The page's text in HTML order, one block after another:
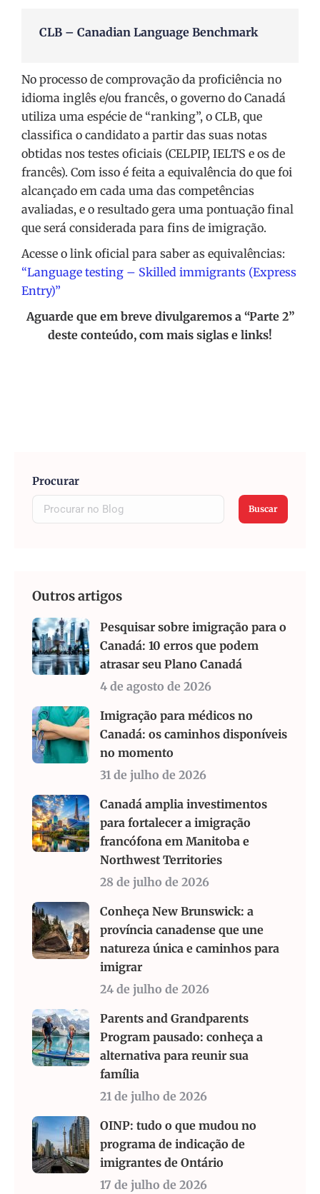
CLB – Canadian Language Benchmark
No processo de comprovação da proficiência no
idioma inglês e/ou francês, o governo do Canadá
utiliza uma espécie de “ranking”, o CLB, que
classifica o candidato a partir das suas notas
obtidas nos testes oficiais (CELPIP, IELTS e os de
francês). Com isso é feita a equivalência do que foi
alcançado em cada uma das competências
avaliadas, e o resultado gera uma pontuação final
que será considerada para fins de imigração.
Acesse o link oficial para saber as equivalências:
“Language testing – Skilled immigrants (Express
Entry)”
Aguarde que em breve divulgaremos a “Parte 2”
deste conteúdo, com mais siglas e links!
Procurar
Buscar
Outros artigos
Pesquisar sobre imigração para o
Canadá: 10 erros que podem
atrasar seu Plano Canadá
4 de agosto de 2026
Imigração para médicos no
Canadá: os caminhos disponíveis
no momento
31 de julho de 2026
Canadá amplia investimentos
para fortalecer a imigração
francófona em Manitoba e
Northwest Territories
28 de julho de 2026
Conheça New Brunswick: a
província canadense que une
natureza única e caminhos para
imigrar
24 de julho de 2026
Parents and Grandparents
Program pausado: conheça a
alternativa para reunir sua
família
21 de julho de 2026
OINP: tudo o que mudou no
programa de indicação de
imigrantes de Ontário
17 de julho de 2026